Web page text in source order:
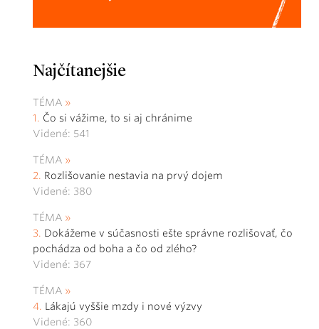
Najčítanejšie
TÉMA
Čo si vážime, to si aj chránime
Videné: 541
TÉMA
Rozlišovanie nestavia na prvý dojem
Videné: 380
TÉMA
Dokážeme v súčasnosti ešte správne rozlišovať, čo
pochádza od boha a čo od zlého?
Videné: 367
TÉMA
Lákajú vyššie mzdy i nové výzvy
Videné: 360